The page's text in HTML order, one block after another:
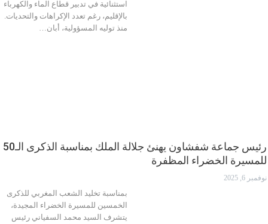
استثنائية في تدبير قطاع الماء والكهرباء
بالإقليم، رغم تعدد الإكراهات والتحديات.
منذ توليه المسؤولية، أبان…
رئيس جماعة شفشاون يهنئ جلالة الملك بمناسبة الذكرى الـ50
للمسيرة الخضراء المظفرة
نوفمبر 6, 2025
بمناسبة تخليد الشعب المغربي للذكرى
الخمسين للمسيرة الخضراء المجيدة،
يتشرف السيد محمد السفياني رئيس